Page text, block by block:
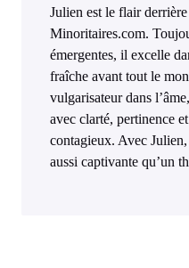
Julien est le flair
Minoritaires.com.
émergentes, il excelle
fraîche avant tout le
vulgarisateur dans
avec clarté, pertinence
contagieux. Avec
aussi captivante qu’un